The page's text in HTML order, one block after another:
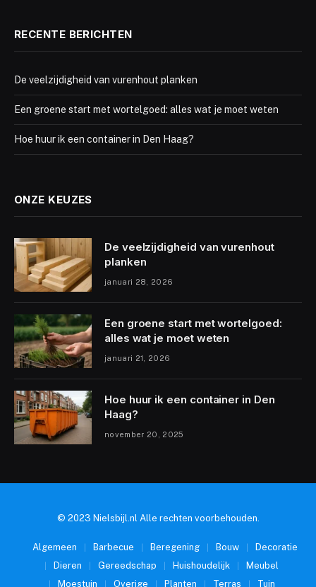
RECENTE BERICHTEN
De veelzijdigheid van vurenhout planken
Een groene start met wortelgoed: alles wat je moet weten
Hoe huur ik een container in Den Haag?
ONZE KEUZES
De veelzijdigheid van vurenhout
planken
januari 28, 2026
Een groene start met wortelgoed:
alles wat je moet weten
januari 21, 2026
Hoe huur ik een container in Den
Haag?
november 20, 2025
© 2023 Nielsbijl.nl Alle rechten voorbehouden.
Algemeen Barbecue Beregening Bouw
Decoratie
Dieren
Gereedschap Huishoudelijk
Meubel
Moestuin
Overige Planten Terras Tuin